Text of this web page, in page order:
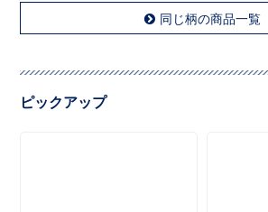
同じ柄の商品一覧
ピックアップ